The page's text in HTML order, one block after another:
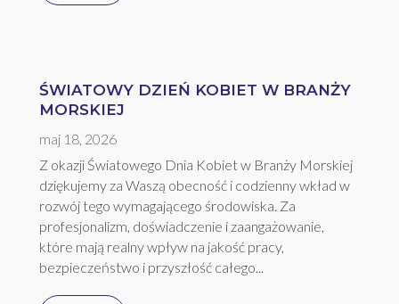
ŚWIATOWY DZIEŃ KOBIET W BRANŻY
MORSKIEJ
maj 18, 2026
Z okazji Światowego Dnia Kobiet w Branży Morskiej
dziękujemy za Waszą obecność i codzienny wkład w
rozwój tego wymagającego środowiska. Za
profesjonalizm, doświadczenie i zaangażowanie,
które mają realny wpływ na jakość pracy,
bezpieczeństwo i przyszłość całego...